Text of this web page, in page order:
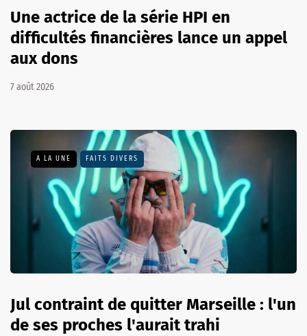
Une actrice de la série HPI en
difficultés financières lance un appel
aux dons
7 août 2026
A LA UNE FAITS DIVERS
Jul contraint de quitter Marseille : l'un
de ses proches l'aurait trahi